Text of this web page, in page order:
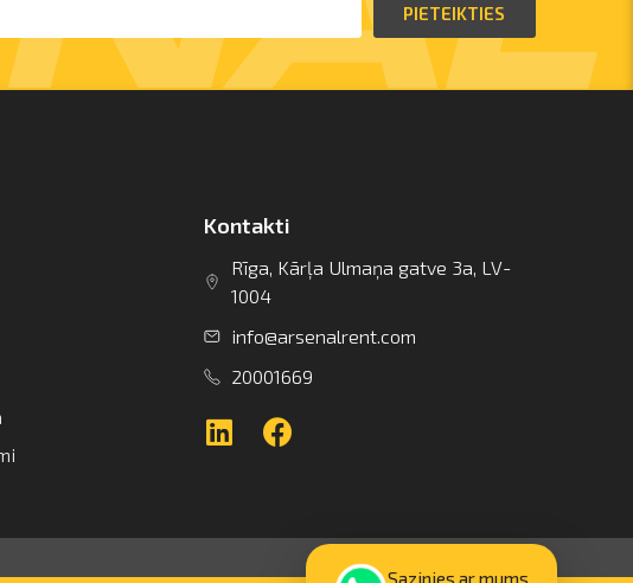
Sazinies ar mums
PIETEIKTIES
Kontakti
Rīga, Kārļa Ulmaņa gatve 3a, LV-
1004
info@arsenalrent.com
20001669